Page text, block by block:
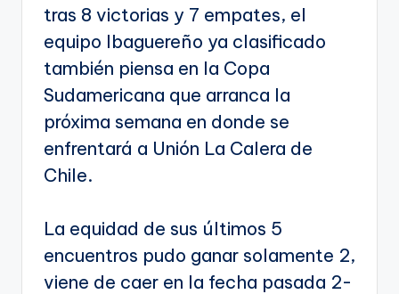
tras 8 victorias y 7 empates, el
equipo Ibaguereño ya clasificado
también piensa en la Copa
Sudamericana que arranca la
próxima semana en donde se
enfrentará a Unión La Calera de
Chile.
La equidad de sus últimos 5
encuentros pudo ganar solamente 2,
viene de caer en la fecha pasada 2-